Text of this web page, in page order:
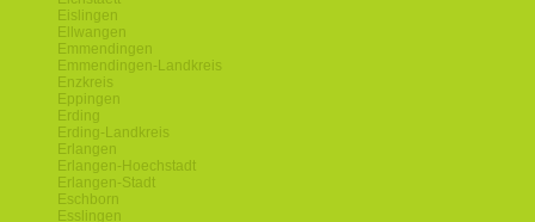
Eislingen
Ellwangen
Emmendingen
Emmendingen-Landkreis
Enzkreis
Eppingen
Erding
Erding-Landkreis
Erlangen
Erlangen-Hoechstadt
Erlangen-Stadt
Eschborn
Esslingen